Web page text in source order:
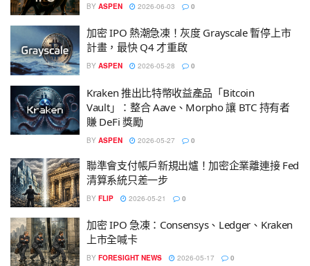
BY ASPEN 2026-06-03 0
加密 IPO 熱潮急凍！灰度 Grayscale 暫停上市
計畫，最快 Q4 才重啟
BY ASPEN 2026-05-28 0
Kraken 推出比特幣收益產品「Bitcoin
Vault」：整合 Aave、Morpho 讓 BTC 持有者
賺 DeFi 獎勵
BY ASPEN 2026-05-27 0
聯準會支付帳戶新規出爐！加密企業離連接 Fed
清算系統只差一步
BY FLIP 2026-05-21 0
加密 IPO 急凍：Consensys、Ledger、Kraken
上市全喊卡
BY FORESIGHT NEWS 2026-05-17 0